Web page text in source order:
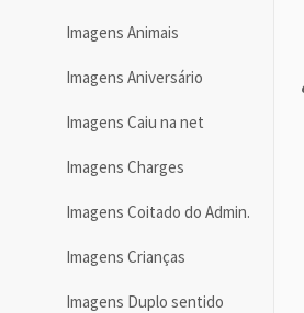
Imagens Animais
Imagens Aniversário
Imagens Caiu na net
Imagens Charges
Imagens Coitado do Admin.
Imagens Crianças
Imagens Duplo sentido